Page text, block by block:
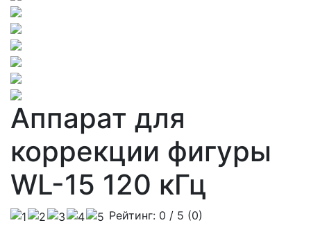
Аппарат для
коррекции фигуры
WL-15 120 кГц
Рейтинг: 0 / 5 (0)